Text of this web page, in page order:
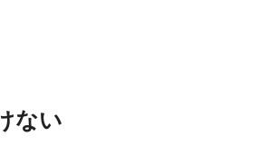
ない